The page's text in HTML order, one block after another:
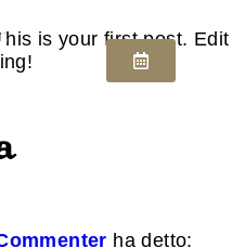
is your first post. Edit
ha detto: